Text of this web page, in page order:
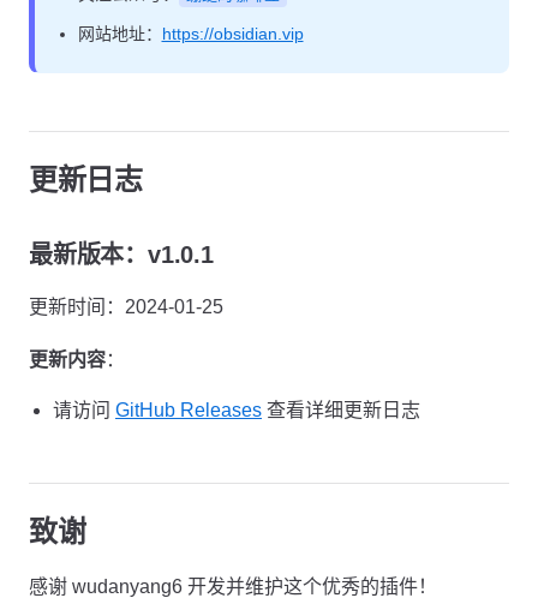
网站地址： https://obsidian.vip
更新日志
最新版本：v1.0.1
更新时间：2024-01-25
更新内容：
请访问 GitHub Releases 查看详细更新日志
致谢
感谢 wudanyang6 开发并维护这个优秀的插件！